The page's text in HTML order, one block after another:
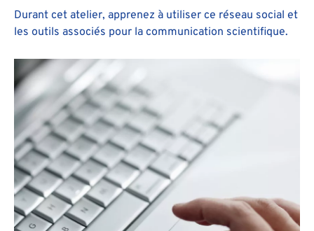
Durant cet atelier, apprenez à utiliser ce réseau social et
les outils associés pour la communication scientifique.